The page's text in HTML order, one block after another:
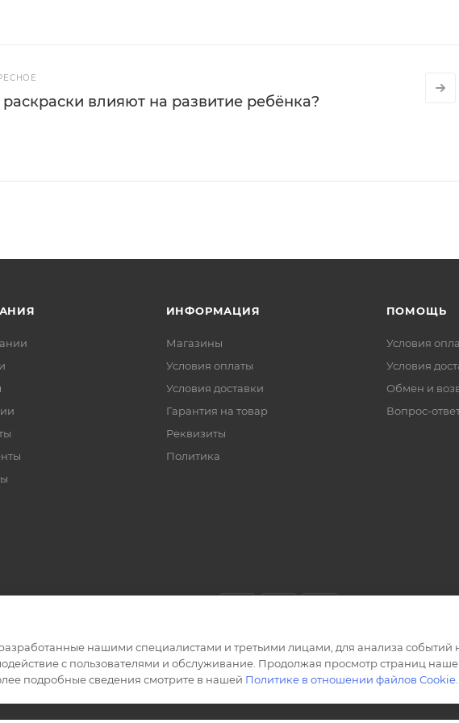
раскраски влияют на развитие ребёнка?
ИНФОРМАЦИЯ
Магазины
Условия оплаты
Условия доставки
Гарантия на товар
Реквизиты
Политика
ПОМОЩЬ
Условия
Условия
Обмен и
Вопрос-
нашими специалистами и третьими лицами, для анализа событий
с пользователями и обслуживание. Продолжая просмотр страниц
подробные сведения смотрите в нашей Политике в отношении файлов Cookie